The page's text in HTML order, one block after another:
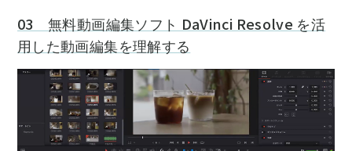
03 無料動画編集ソフト DaVinci Resolve を活
用した動画編集を理解する